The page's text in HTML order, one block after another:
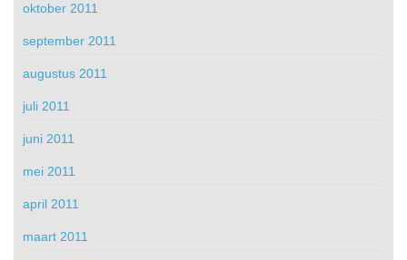
oktober 2011
september 2011
augustus 2011
juli 2011
juni 2011
mei 2011
april 2011
maart 2011